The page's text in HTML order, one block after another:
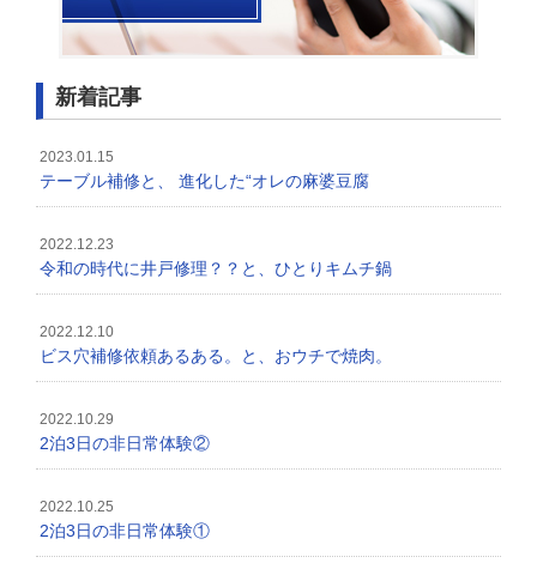
新着記事
2023.01.15
テーブル補修と、 進化した“オレの麻婆豆腐
2022.12.23
令和の時代に井戸修理？？と、ひとりキムチ鍋
2022.12.10
ビス穴補修依頼あるある。と、おウチで焼肉。
2022.10.29
2泊3日の非日常体験②
2022.10.25
2泊3日の非日常体験①